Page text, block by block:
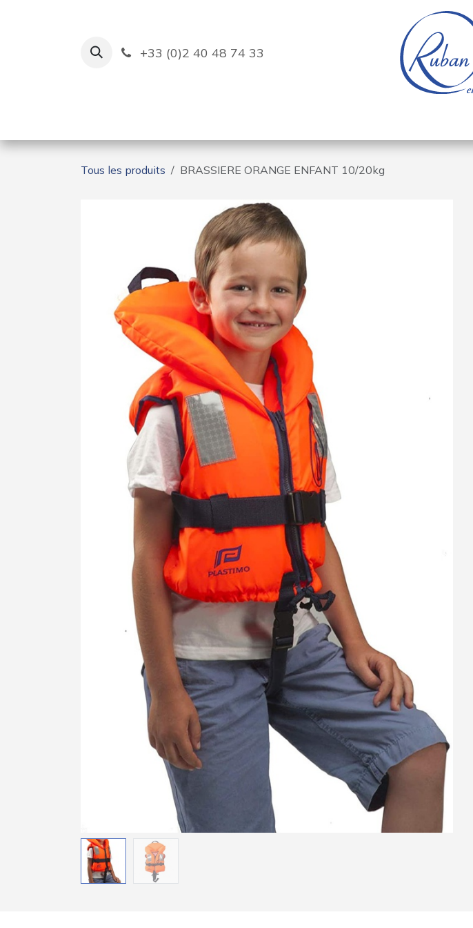
+33 (0)2 40 48 74 33
Tous les produits BRASSIERE ORANGE ENFANT 10/20kg